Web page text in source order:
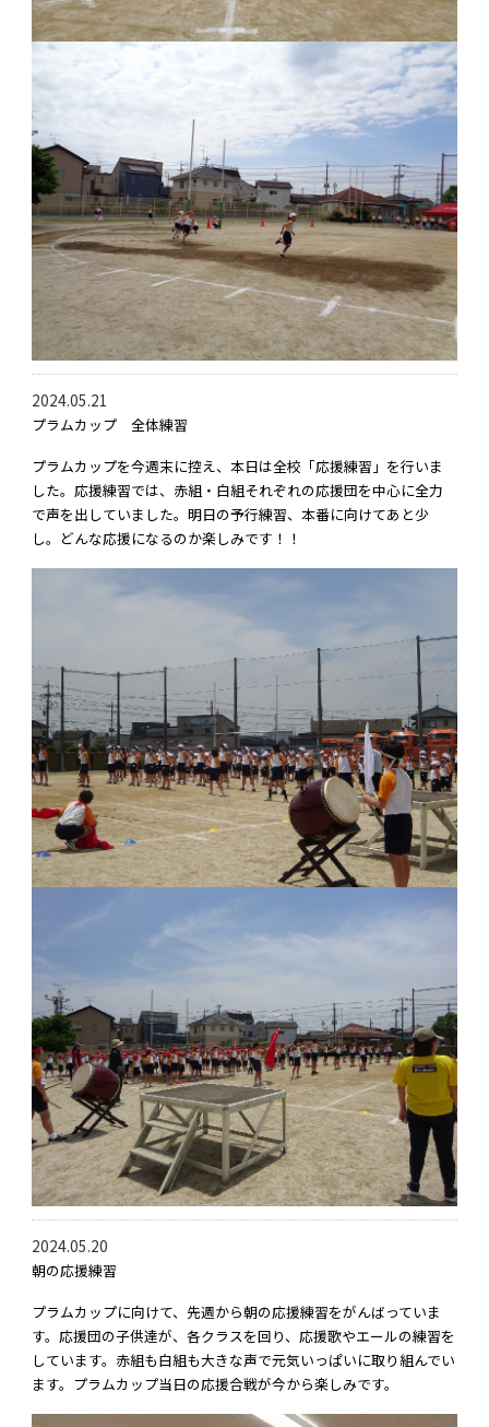
2024.05.21
プラムカップ 全体練習
プラムカップを今週末に控え、本日は全校「応援練習」を行いま
した。応援練習では、赤組・白組それぞれの応援団を中心に全力
で声を出していました。明日の予行練習、本番に向けてあと少
し。どんな応援になるのか楽しみです！！
2024.05.20
朝の応援練習
プラムカップに向けて、先週から朝の応援練習をがんばっていま
す。応援団の子供達が、各クラスを回り、応援歌やエールの練習を
しています。赤組も白組も大きな声で元気いっぱいに取り組んでい
ます。プラムカップ当日の応援合戦が今から楽しみです。